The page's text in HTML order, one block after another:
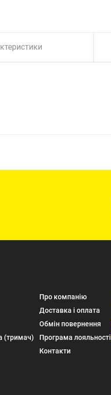
(тримач)
Про компанію
Доставка і оплата
Обмін повернення
Програма лояльності
Контакти